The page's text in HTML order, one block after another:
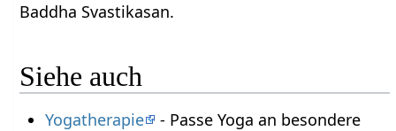
Baddha Svastikasan.
Siehe auch
Yogatherapie
- Passe Yoga an besondere